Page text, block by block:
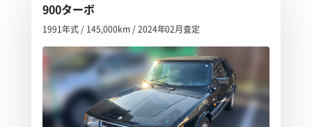
900ターボ
1991年式 / 145,000km / 2024年02月査定